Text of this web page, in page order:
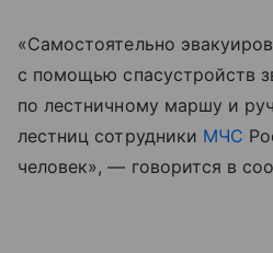
«Самостоятельно
с помощью спасустройств
по лестничному маршу и
лестниц сотрудники МЧС
человек», — говорится в